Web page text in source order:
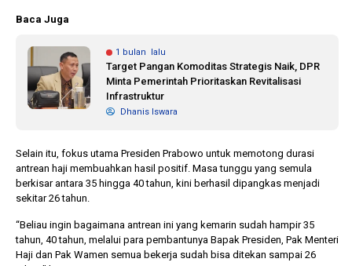
Baca Juga
1 bulan lalu
Target Pangan Komoditas Strategis Naik, DPR
Minta Pemerintah Prioritaskan Revitalisasi
Infrastruktur
Dhanis Iswara
Selain itu, fokus utama Presiden Prabowo untuk memotong durasi
antrean haji membuahkan hasil positif. Masa tunggu yang semula
berkisar antara 35 hingga 40 tahun, kini berhasil dipangkas menjadi
sekitar 26 tahun.
“Beliau ingin bagaimana antrean ini yang kemarin sudah hampir 35
tahun, 40 tahun, melalui para pembantunya Bapak Presiden, Pak Menteri
Haji dan Pak Wamen semua bekerja sudah bisa ditekan sampai 26